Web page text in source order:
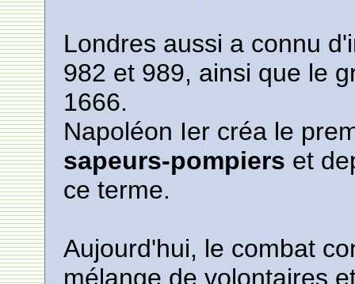
Londres aussi a connu
982 et 989, ainsi que le
1666.
Napoléon Ier créa le
sapeurs-pompiers et
ce terme.
Aujourd'hui, le combat
mélange de volontaires